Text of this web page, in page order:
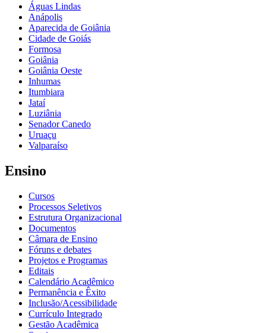
Águas Lindas
Anápolis
Aparecida de Goiânia
Cidade de Goiás
Formosa
Goiânia
Goiânia Oeste
Inhumas
Itumbiara
Jataí
Luziânia
Senador Canedo
Uruaçu
Valparaíso
Ensino
Cursos
Processos Seletivos
Estrutura Organizacional
Documentos
Câmara de Ensino
Fóruns e debates
Projetos e Programas
Editais
Calendário Acadêmico
Permanência e Êxito
Inclusão/Acessibilidade
Currículo Integrado
Gestão Acadêmica